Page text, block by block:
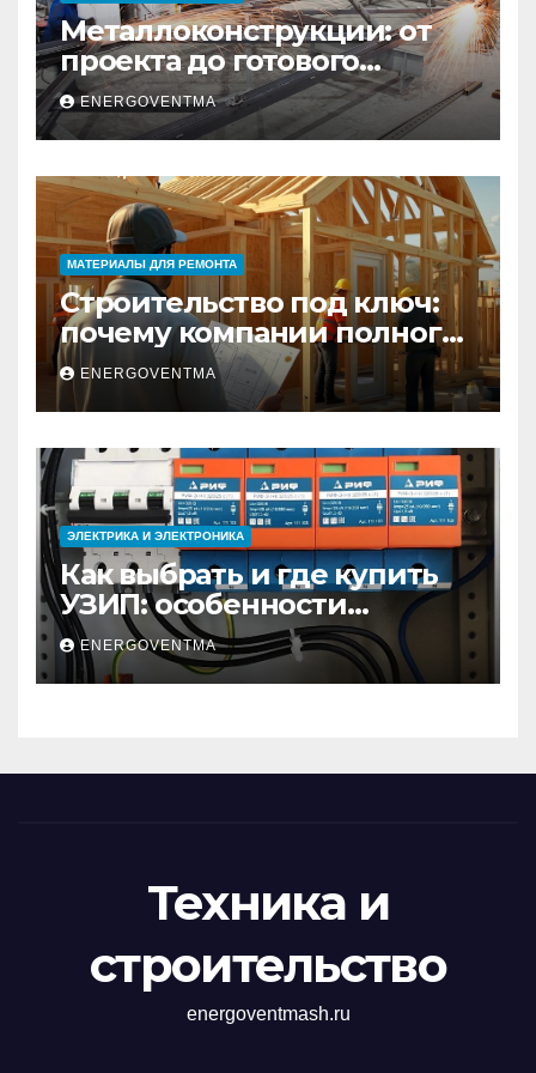
Металлоконструкции: от
проекта до готового
изделия – полный
практический гид
ENERGOVENTMA
МАТЕРИАЛЫ ДЛЯ РЕМОНТА
Строительство под ключ:
почему компании полного
цикла меняют рынок
недвижимости
ENERGOVENTMA
ЭЛЕКТРИКА И ЭЛЕКТРОНИКА
Как выбрать и где купить
УЗИП: особенности
устройств защиты от
импульсных
перенапряжений
ENERGOVENTMA
Техника и
строительство
energoventmash.ru